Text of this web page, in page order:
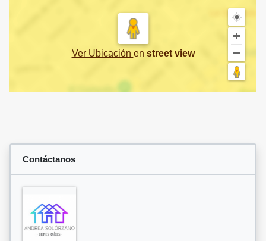
Ver Ubicación en street view
Contáctanos